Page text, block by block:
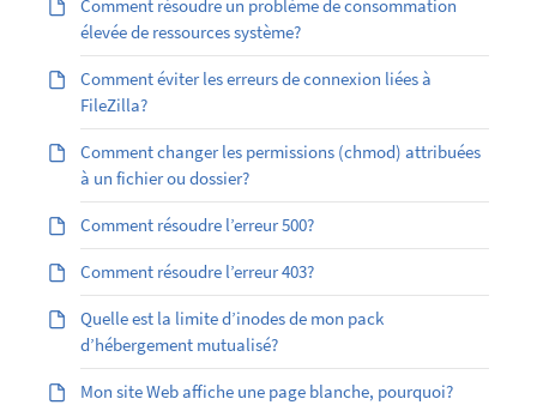
Comment résoudre un problème de consommation
élevée de ressources système?
Comment éviter les erreurs de connexion liées à
FileZilla?
Comment changer les permissions (chmod) attribuées
à un fichier ou dossier?
Comment résoudre l’erreur 500?
Comment résoudre l’erreur 403?
Quelle est la limite d’inodes de mon pack
d’hébergement mutualisé?
Mon site Web affiche une page blanche, pourquoi?